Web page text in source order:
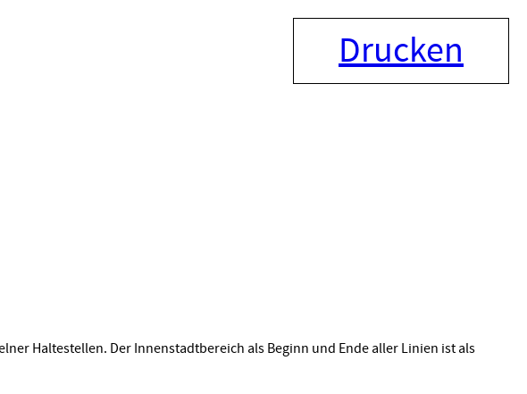
Drucken
Haltestellen. Der Innenstadtbereich als Beginn und Ende aller Linien ist als